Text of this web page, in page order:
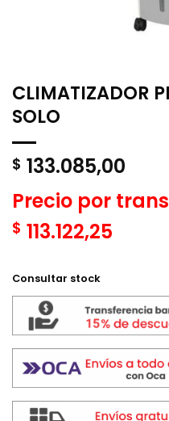
CLIMATIZADOR
SOLO
$ 133.085,00
Precio por
$ 113.122,25
Consultar stock